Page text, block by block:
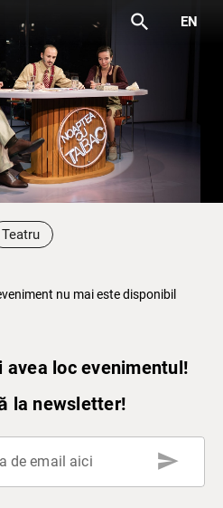
search EN
Teatru
nu mai este disponibil
loc evenimentul!
la newsletter!
de email aici send